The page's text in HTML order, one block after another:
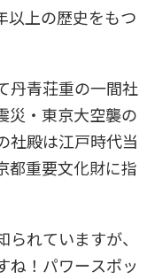
以上の歴史をもつ
丹青荘重の一間社
災・東京大空襲の
社殿は江戸時代当
都重要文化財に指
れていますが、
ね！パワースポッ